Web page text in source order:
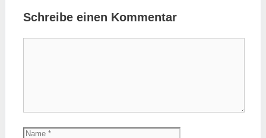
Schreibe einen Kommentar
Name